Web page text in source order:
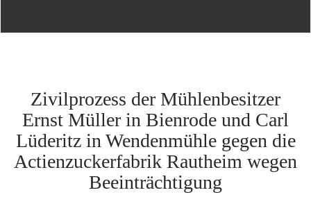
Zivilprozess der Mühlenbesitzer
Ernst Müller in Bienrode und Carl
Lüderitz in Wendenmühle gegen die
Actienzuckerfabrik Rautheim wegen
Beeinträchtigung